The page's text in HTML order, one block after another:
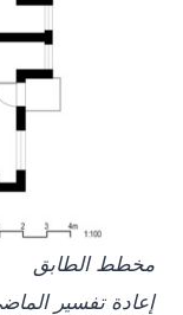
مخطط الطابق
إعادة تفسير